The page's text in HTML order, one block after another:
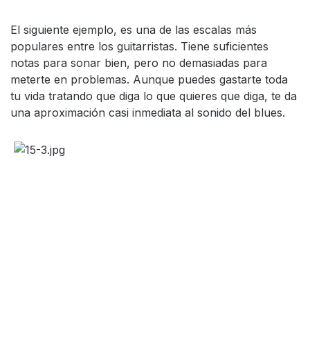
El siguiente ejemplo, es una de las escalas más
populares entre los guitarristas. Tiene suficientes
notas para sonar bien, pero no demasiadas para
meterte en problemas. Aunque puedes gastarte toda
tu vida tratando que diga lo que quieres que diga, te da
una aproximación casi inmediata al sonido del blues.